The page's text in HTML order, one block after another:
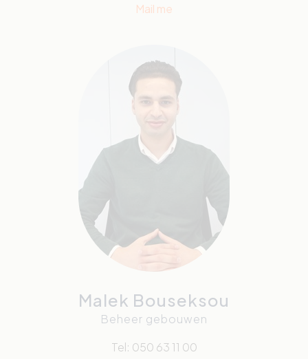
Mail me
Malek Bouseksou
Beheer gebouwen
Tel: 050 63 11 00